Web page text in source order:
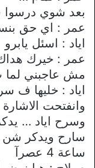
بعد شوي
عمر : اي حق
اياد : اسئل يابرو
عمر : خيرك
مش عاجبني لما
اياد : خليها ف
وانفتحت
وسرح اياد …
سارح ويدكر شن
ساعة 4 عصرآ